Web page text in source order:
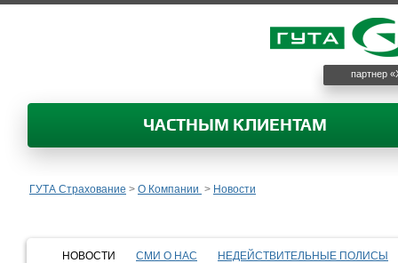
партнер
ЧАСТНЫМ КЛИЕНТАМ
ГУТА Страхование > О Компании > Новости
НОВОСТИ СМИ О НАС НЕДЕЙСТВИТЕЛЬНЫЕ ПОЛИСЫ